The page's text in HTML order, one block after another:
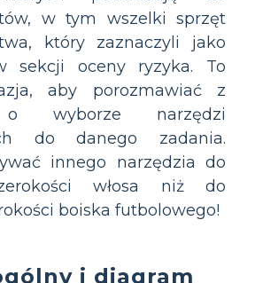
w tym wszelki sprzęt
który zaznaczyli jako
sekcji oceny ryzyka. To
aby porozmawiać z
o wyborze narzędzi
do danego zadania.
innego narzędzia do
włosa niż do
boiska futbolowego!
i diagram